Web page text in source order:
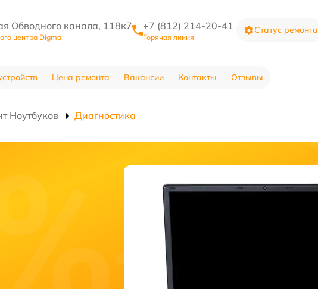
Обводного канала, 118к7
центра Digma
+7 (812) 214-20-41
Горячая линия
Статус ремонта
Цена ремонта Вакансии Контакты Отзывы
Ноутбуков Диагностика